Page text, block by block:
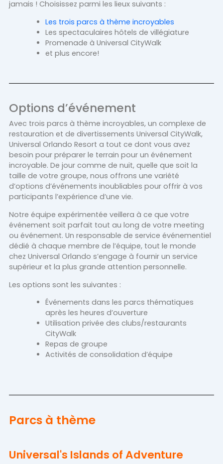
jamais ! Choisissez parmi les lieux suivants :
Les trois parcs à thème incroyables
Les spectaculaires hôtels de villégiature
Promenade à Universal CityWalk
et plus encore!
Options d’événement
Avec trois parcs à thème incroyables, un complexe de
restauration et de divertissements Universal CityWalk,
Universal Orlando Resort a tout ce dont vous avez
besoin pour préparer le terrain pour un événement
incroyable. De jour comme de nuit, quelle que soit la
taille de votre groupe, nous offrons une variété
d’options d’événements inoubliables pour offrir à vos
participants l’expérience d’une vie.
Notre équipe expérimentée veillera à ce que votre
événement soit parfait tout au long de votre meeting
ou événement. Un responsable de service événementiel
dédié à chaque membre de l’équipe, tout le monde
chez Universal Orlando s’engage à fournir un service
supérieur et la plus grande attention personnelle.
Les options sont les suivantes :
Événements dans les parcs thématiques
après les heures d’ouverture
Utilisation privée des clubs/restaurants
CityWalk
Repas de groupe
Activités de consolidation d’équipe
Parcs à thème
Universal's Islands of Adventure